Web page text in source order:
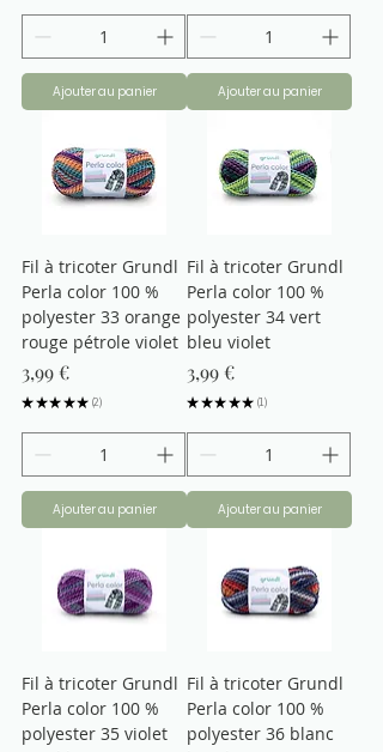
Ajouter au panier Ajouter au panier
Fil à tricoter Grundl
Perla color 100 %
polyester 33 orange
rouge pétrole violet
Prix
3,99 €
★ ★★ ★★ 2
2
Ajouter au panier
Fil à tricoter Grundl
Perla color 100 %
polyester 34 vert
bleu violet
Prix
3,99 €
★ ★★ ★★ 1
1
Ajouter au panier
Fil à tricoter Grundl
Perla color 100 %
polyester 35 violet
Fil à tricoter Grundl
Perla color 100 %
polyester 36 blanc